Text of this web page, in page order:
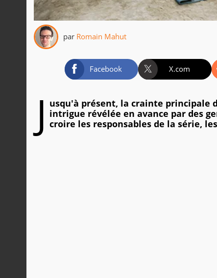
par Romain Mahut
Facebook X.com
J usqu'à présent, la crainte principale
intrigue révélée en avance par des
croire les responsables de la série,